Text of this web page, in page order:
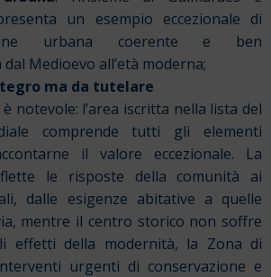
un esempio eccezionale di
urbana coerente e ben
Medioevo all’età moderna;
ma da tutelare
notevole: l’area iscritta nella lista del
comprende tutti gli elementi
il valore eccezionale. La
le risposte della comunità ai
dalle esigenze abitative a quelle
mentre il centro storico non soffre
effetti della modernità, la Zona di
urgenti di conservazione e